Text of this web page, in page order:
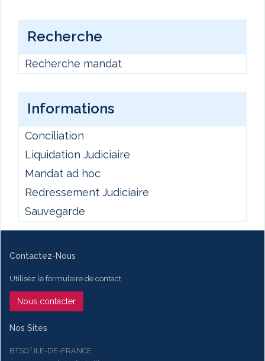
Recherche
Recherche mandat
Informations
Conciliation
Liquidation Judiciaire
Mandat ad hoc
Redressement Judiciaire
Sauvegarde
Contactez-Nous
Utilisez le formulaire de contact
Nous contacter
Nos Sites
BTSG² ILE-DE-FRANCE